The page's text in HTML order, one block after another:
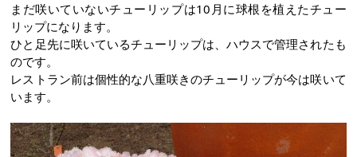
まだ咲いていないチューリップは10月に球根を植えたチュー
リップになります。
ひと足先に咲いているチューリップは、ハウスで管理されたも
のです。
レストラン前は個性的な八重咲きのチューリップが今は咲いて
います。